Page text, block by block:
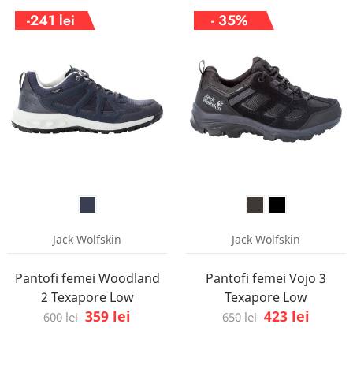
-241 lei
Jack Wolfskin
Pantofi femei Woodland
2 Texapore Low
600 lei 359 lei
- 35%
Jack Wolfskin
Pantofi femei Vojo 3
Texapore Low
650 lei 423 lei